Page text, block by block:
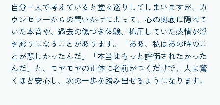
自分一人で考えていると堂々巡りしてしまいますが、カ
ウンセラーからの問いかけによって、心の奥底に隠れて
いた本音や、過去の傷つき体験、抑圧していた感情が浮
き彫りになることがあります。「ああ、私はあの時のこ
とが悲しかったんだ」「本当はもっと評価されたかった
んだ」と、モヤモヤの正体に名前がつくだけで、人は驚
くほど安心し、次の一歩を踏み出せるようになります。